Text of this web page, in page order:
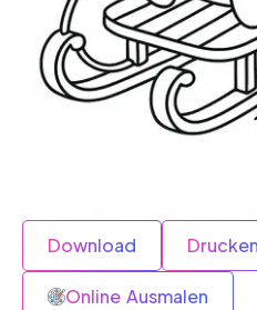
Download Drucken
Online Ausmalen